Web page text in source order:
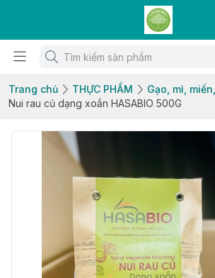
Trang chủ THỰC PHẨM
Gạo, mì,
Nui rau củ dạng xoắn HASABIO 500G